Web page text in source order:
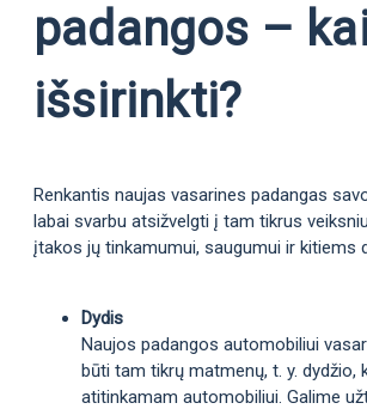
padangos –
išsirinkti?
Renkantis naujas vasarines padangas
labai svarbu atsižvelgti į tam tikrus
įtakos jų tinkamumui, saugumui ir kitiems
Dydis
Naujos padangos automobiliui
būti tam tikrų matmenų, t. y. dydžio,
atitinkamam automobiliui. Galime